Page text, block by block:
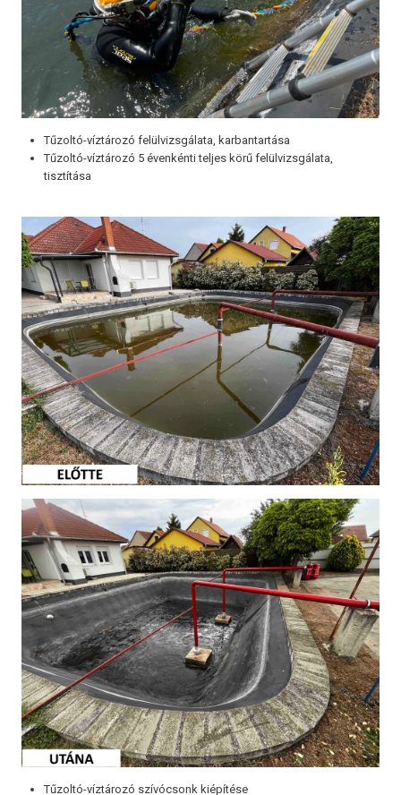
Tűzoltó-víztározó felülvizsgálata, karbantartása
Tűzoltó-víztározó 5 évenkénti teljes körű felülvizsgálata,
tisztítása
Tűzoltó-víztározó szívócsonk kiépítése